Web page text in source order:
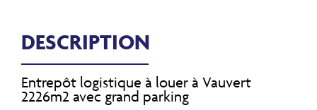
DESCRIPTION
Entrepôt logistique à louer à Vauvert
2226m2 avec grand parking